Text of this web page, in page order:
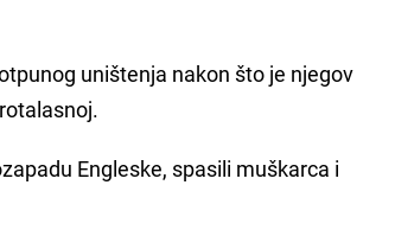
uništenja nakon što je njegov
Engleske, spasili muškarca i